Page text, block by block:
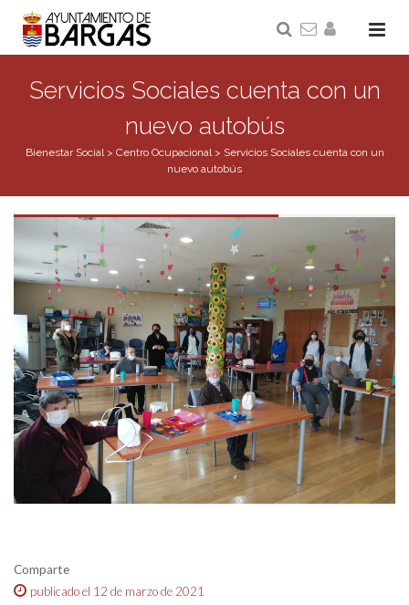
Servicios Sociales cuenta con un
nuevo autobús
Bienestar Social> Centro Ocupacional> Servicios Sociales cuenta con un
nuevo autobús
Comparte
publicado el 12 de marzo de 2021